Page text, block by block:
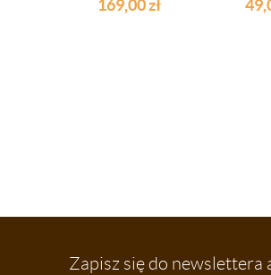
S72
169,00zł
Zapisz się do newslettera